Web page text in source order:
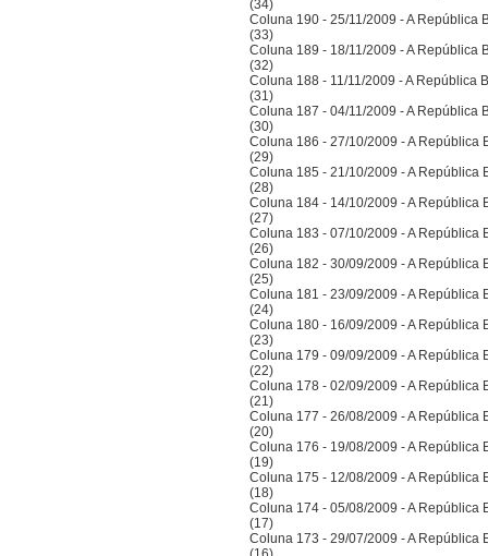
(34)
Coluna 190 - 25/11/2009 - A República
(33)
Coluna 189 - 18/11/2009 - A República
(32)
Coluna 188 - 11/11/2009 - A República
(31)
Coluna 187 - 04/11/2009 - A República
(30)
Coluna 186 - 27/10/2009 - A República
(29)
Coluna 185 - 21/10/2009 - A República
(28)
Coluna 184 - 14/10/2009 - A República
(27)
Coluna 183 - 07/10/2009 - A República
(26)
Coluna 182 - 30/09/2009 - A República
(25)
Coluna 181 - 23/09/2009 - A República
(24)
Coluna 180 - 16/09/2009 - A República
(23)
Coluna 179 - 09/09/2009 - A República
(22)
Coluna 178 - 02/09/2009 - A República
(21)
Coluna 177 - 26/08/2009 - A República
(20)
Coluna 176 - 19/08/2009 - A República
(19)
Coluna 175 - 12/08/2009 - A República
(18)
Coluna 174 - 05/08/2009 - A República
(17)
Coluna 173 - 29/07/2009 - A República